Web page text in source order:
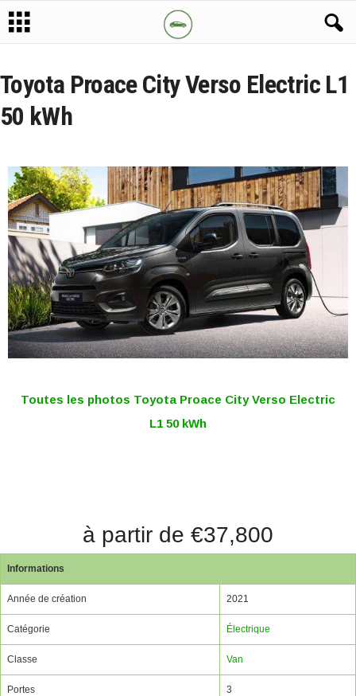
Toyota Proace City Verso Electric L1
50 kWh
Toutes les photos Toyota Proace City Verso Electric
L1 50 kWh
à partir de €37,800
Informations
Année de création 2021
Catégorie Électrique
Classe Van
Portes 3